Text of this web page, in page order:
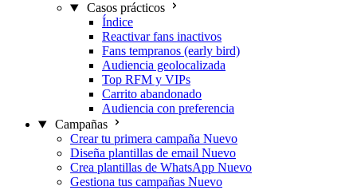
Casos prácticos
Índice
Reactivar fans inactivos
Fans tempranos (early bird)
Audiencia geolocalizada
Top RFM y VIPs
Carrito abandonado
Audiencia con preferencia
Campañas
Crear tu primera campaña Nuevo
Diseña plantillas de email Nuevo
Crea plantillas de WhatsApp Nuevo
Gestiona tus campañas Nuevo